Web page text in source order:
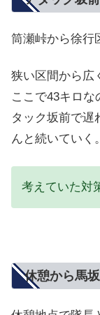
筒瀬峠から徐行
狭い区間から広
ここで43キロ
タック坂前で遅
んと続いていく。
考えていた対
休憩から馬